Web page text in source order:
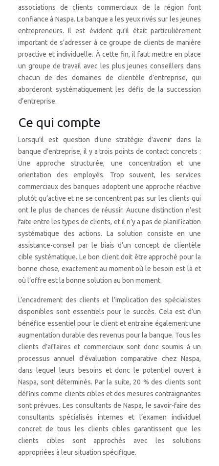
associations de clients commerciaux de la région font
confiance à Naspa. La banque a les yeux rivés sur les jeunes
entrepreneurs. Il est évident qu’il était particulièrement
important de s’adresser à ce groupe de clients de manière
proactive et individuelle. À cette fin, il faut mettre en place
un groupe de travail avec les plus jeunes conseillers dans
chacun de des domaines de clientèle d’entreprise, qui
aborderont systématiquement les défis de la succession
d’entreprise.
Ce qui compte
Lorsqu’il est question d’une stratégie d’avenir dans la
banque d’entreprise, il y a trois points de contact concrets :
Une approche structurée, une concentration et une
orientation des employés. Trop souvent, les services
commerciaux des banques adoptent une approche réactive
plutôt qu’active et ne se concentrent pas sur les clients qui
ont le plus de chances de réussir. Aucune distinction n’est
faite entre les types de clients, et il n’y a pas de planification
systématique des actions. La solution consiste en une
assistance-conseil par le biais d’un concept de clientèle
cible systématique. Le bon client doit être approché pour la
bonne chose, exactement au moment où le besoin est là et
où l’offre est la bonne solution au bon moment.
L’encadrement des clients et l’implication des spécialistes
disponibles sont essentiels pour le succès. Cela est d’un
bénéfice essentiel pour le client et entraîne également une
augmentation durable des revenus pour la banque. Tous les
clients d’affaires et commerciaux sont donc soumis à un
processus annuel d’évaluation comparative chez Naspa,
dans lequel leurs besoins et donc le potentiel ouvert à
Naspa, sont déterminés. Par la suite, 20 % des clients sont
définis comme clients cibles et des mesures contraignantes
sont prévues. Les consultants de Naspa, le savoir-faire des
consultants spécialisés internes et l’examen individuel
concret de tous les clients cibles garantissent que les
clients cibles sont approchés avec les solutions
appropriées à leur situation spécifique.